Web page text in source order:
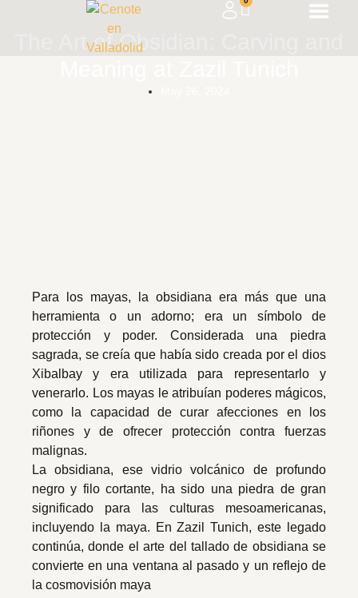
The Art of Obsidian: Carving and
Para los mayas, la obsidiana era más que una
herramienta o un adorno; era un símbolo de
protección y poder. Considerada una piedra
sagrada, se creía que había sido creada por el dios
Xibalbay y era utilizada para representarlo y
venerarlo. Los mayas le atribuían poderes mágicos,
como la capacidad de curar afecciones en los
riñones y de ofrecer protección contra fuerzas
malignas.
La obsidiana, ese vidrio volcánico de profundo
negro y filo cortante, ha sido una piedra de gran
significado para las culturas mesoamericanas,
incluyendo la maya. En Zazil Tunich, este legado
continúa, donde el arte del tallado de obsidiana se
convierte en una ventana al pasado y un reflejo de
la cosmovisión maya